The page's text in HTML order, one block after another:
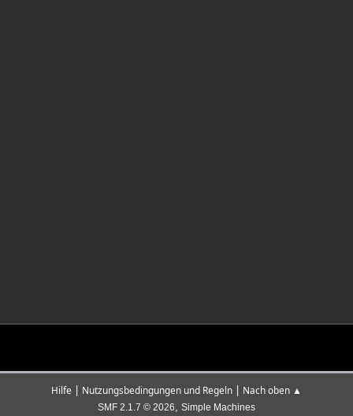
Hilfe | Nutzungsbedingungen und Regeln | Nach oben ▲
SMF 2.1.7 © 2026, Simple Machines